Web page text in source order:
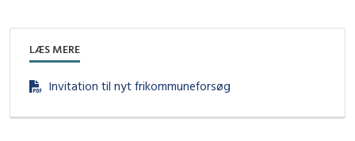
LÆS MERE
Invitation til nyt frikommuneforsøg